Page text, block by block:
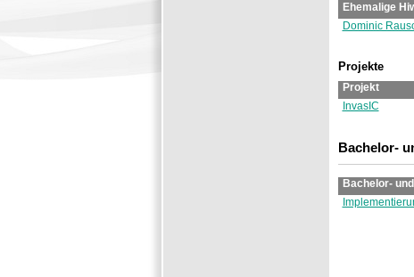
Ehemalige
Dominic
Projekte
Projekt
InvasIC
Bachelor-
Bachelor-